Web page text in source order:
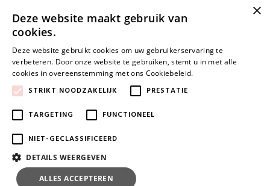
×
Deze website maakt gebruik van
cookies.
Deze website gebruikt cookies om uw gebruikerservaring te
verbeteren. Door onze website te gebruiken, stemt u in met alle
cookies in overeenstemming met ons Cookiebeleid.
STRIKT NOODZAKELIJK
PRESTATIE
TARGETING
FUNCTIONEEL
NIET-GECLASSIFICEERD
DETAILS WEERGEVEN
ALLES ACCEPTEREN